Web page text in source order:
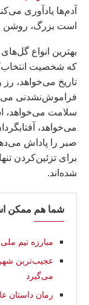
آدم‌ها یادآوری
است بزرگ، روشن
بهترین انواع
که شخصیت
تاریخ می‌خواهد،
فراموش‌نشدنی
سلامت
می‌خواهد،
صبر را پاداش
برای تزئین‌کردن
شده‌اند.
شما هم ممکن
مبارزه تیم
عجیب‌ترین
می‌گیرد
رمان داستان